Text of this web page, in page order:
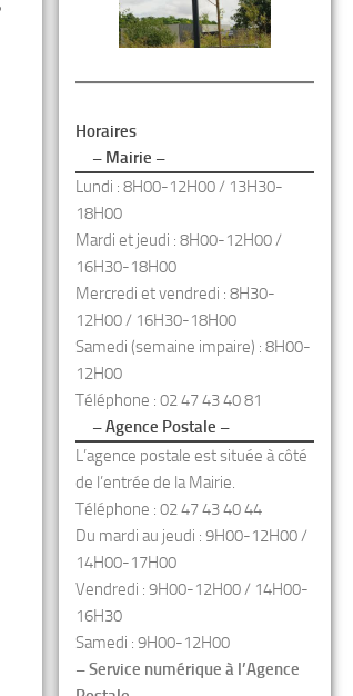
Horaires
– Mairie –
Lundi : 8H00-12H00 / 13H30-
18H00
Mardi et jeudi : 8H00-12H00 /
16H30-18H00
Mercredi et vendredi : 8H30-
12H00 / 16H30-18H00
Samedi (semaine impaire) : 8H00-
12H00
Téléphone : 02 47 43 40 81
– Agence Postale –
L’agence postale est située à côté
de l’entrée de la Mairie.
Téléphone : 02 47 43 40 44
Du mardi au jeudi : 9H00-12H00 /
14H00-17H00
Vendredi : 9H00-12H00 / 14H00-
16H30
Samedi : 9H00-12H00
– Service numérique à l’Agence